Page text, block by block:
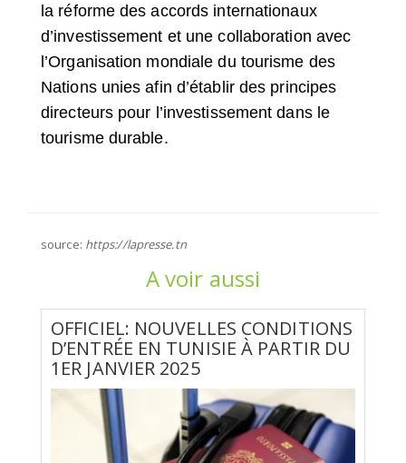
la réforme des accords internationaux
d’investissement et une collaboration avec
l’Organisation mondiale du tourisme des
Nations unies afin d’établir des principes
directeurs pour l’investissement dans le
tourisme durable.
source: https://lapresse.tn
A voir aussi
OFFICIEL: NOUVELLES CONDITIONS
D’ENTRÉE EN TUNISIE À PARTIR DU
1ER JANVIER 2025